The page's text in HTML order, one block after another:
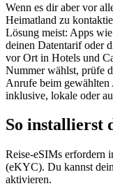
Wenn es dir aber vor
Heimatland zu
Lösung meist: Apps
deinen Datentarif oder
vor Ort in Hotels und
Nummer wählst, prüfe
Anrufe beim
inklusive, lokale oder
So installierst
Reise-eSIMs erfordern
(eKYC). Du kannst
aktivieren.